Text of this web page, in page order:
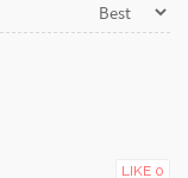
LIKE 0